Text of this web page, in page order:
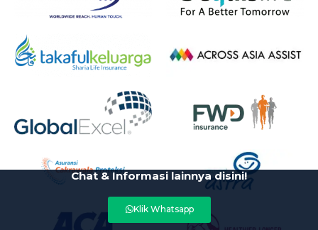
Chat & Informasi lainnya disini!
Klik Whatsapp